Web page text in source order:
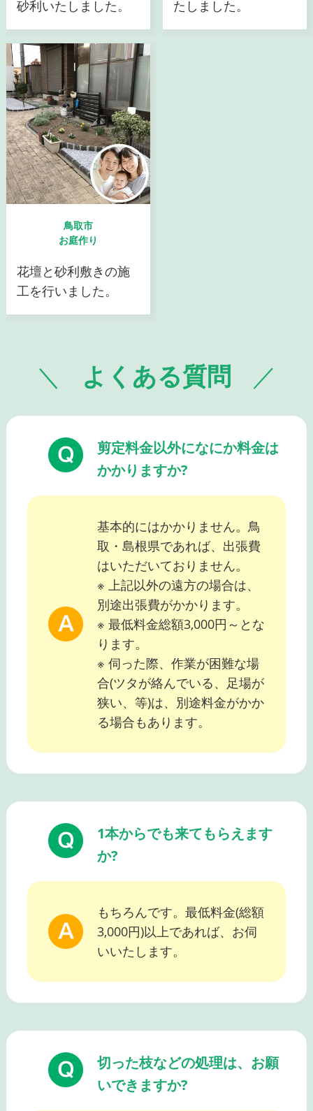
砂利いたしました。 たしました。
鳥取市
お庭作り
花壇と砂利敷きの施
工を行いました。
よくある質問
剪定料金以外になにか料金は
かかりますか?
基本的にはかかりません。鳥
取・島根県であれば、出張費
はいただいておりません。
※ 上記以外の遠方の場合は、
別途出張費がかかります。
※ 最低料金総額3,000円～とな
ります。
※ 伺った際、作業が困難な場
合(ツタが絡んでいる、足場が
狭い、等)は、別途料金がかか
る場合もあります。
1本からでも来てもらえます
か?
もちろんです。最低料金(総額
3,000円)以上であれば、お伺
いいたします。
切った枝などの処理は、お願
いできますか?